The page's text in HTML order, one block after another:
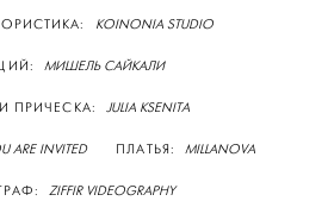
KOINONIA STUDIO
МИШЕЛЬ САЙКАЛИ
ПРИЧЕСКА: JULIA KSENITA
ARE INVITED ПЛАТЬЯ: MILLANOVA
ZIFFIR VIDEOGRAPHY